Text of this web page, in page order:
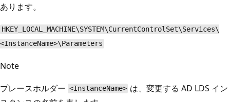
あります。
HKEY_LOCAL_MACHINE\SYSTEM\CurrentControlSet\Services\
<InstanceName>\Parameters
Note
プレースホルダー <InstanceName> は、変更する AD LDS イン